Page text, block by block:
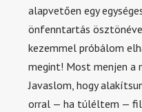
alapvetően egy
önfenntartás
kezemmel próbálom
megint! Most menjen a
Javaslom, hogy
orral — ha túléltem —